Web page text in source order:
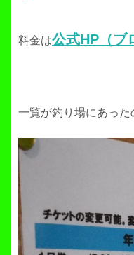
料金は公式HP（ブ
一覧が釣り場にあった